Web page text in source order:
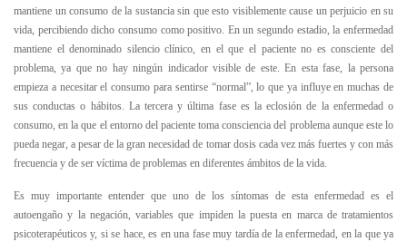
mantiene un consumo de la sustancia sin que esto visiblemente cause un perjuicio en su
vida, percibiendo dicho consumo como positivo. En un segundo estadio, la enfermedad
mantiene el denominado silencio clínico, en el que el paciente no es consciente del
problema, ya que no hay ningún indicador visible de este. En esta fase, la persona
empieza a necesitar el consumo para sentirse “normal”, lo que ya influye en muchas de
sus conductas o hábitos. La tercera y última fase es la eclosión de la enfermedad o
consumo, en la que el entorno del paciente toma consciencia del problema aunque este lo
pueda negar, a pesar de la gran necesidad de tomar dosis cada vez más fuertes y con más
frecuencia y de ser víctima de problemas en diferentes ámbitos de la vida.
Es muy importante entender que uno de los síntomas de esta enfermedad es el
autoengaño y la negación, variables que impiden la puesta en marca de tratamientos
psicoterapéuticos y, si se hace, es en una fase muy tardía de la enfermedad, en la que ya